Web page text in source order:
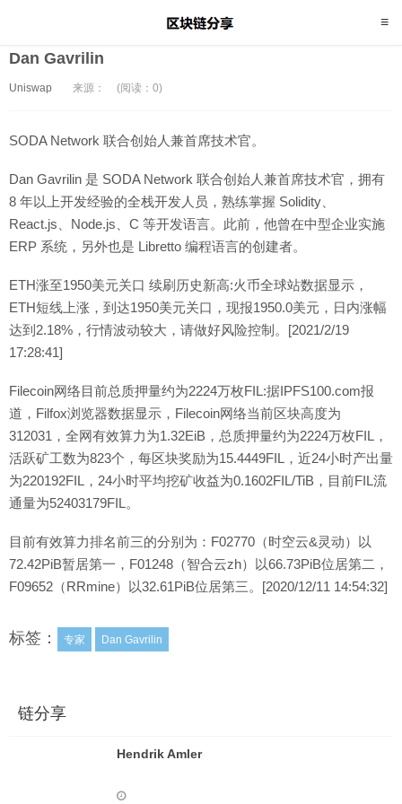
Dan Gavrilin
Uniswap 来源： (阅读：0)
SODA Network 联合创始人兼首席技术官。
Dan Gavrilin 是 SODA Network 联合创始人兼首席技术官，拥有
8 年以上开发经验的全栈开发人员，熟练掌握 Solidity、
React.js、Node.js、C 等开发语言。此前，他曾在中型企业实施
ERP 系统，另外也是 Libretto 编程语言的创建者。
ETH涨至1950美元关口 续刷历史新高:火币全球站数据显示，
ETH短线上涨，到达1950美元关口，现报1950.0美元，日内涨幅
达到2.18%，行情波动较大，请做好风险控制。[2021/2/19
17:28:41]
Filecoin网络目前总质押量约为2224万枚FIL:据IPFS100.com报
道，Filfox浏览器数据显示，Filecoin网络当前区块高度为
312031，全网有效算力为1.32EiB，总质押量约为2224万枚FIL，
活跃矿工数为823个，每区块奖励为15.4449FIL，近24小时产出量
为220192FIL，24小时平均挖矿收益为0.1602FIL/TiB，目前FIL流
通量为52403179FIL。
目前有效算力排名前三的分别为：F02770（时空云&灵动）以
72.42PiB暂居第一，F01248（智合云zh）以66.73PiB位居第二，
F09652（RRmine）以32.61PiB位居第三。[2020/12/11 14:54:32]
标签： 专家 Dan Gavrilin
链分享
Hendrik Amler